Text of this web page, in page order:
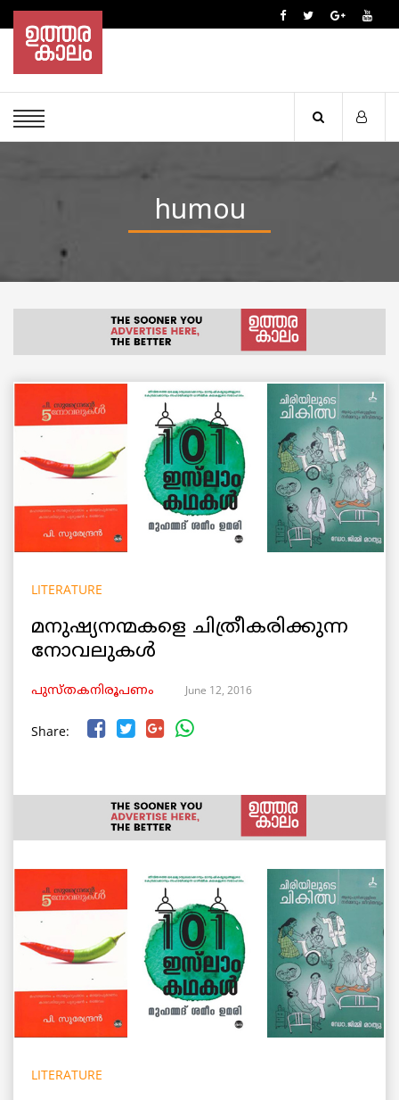
humou
LITERATURE
മനുഷ്യനന്മകളെ ചിത്രീകരിക്കുന്ന
നോവലുകള്‍
പുസ്തകനിരൂപണം June 12, 2016
Share:
LITERATURE